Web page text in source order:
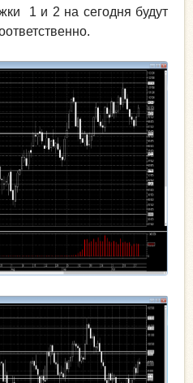
1 и 2 на сегодня будут
соответственно.